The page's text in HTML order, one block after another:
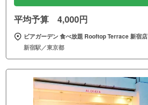
平均予算 4,000円
ビアガーデン 食べ放題 Rooftop Terrace 新宿店
新宿駅／東京都